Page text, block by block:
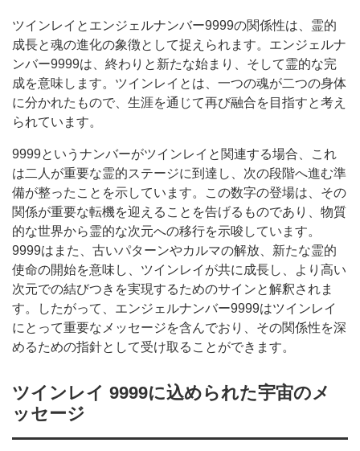
ツインレイとエンジェルナンバー9999の関係性は、霊的
成長と魂の進化の象徴として捉えられます。エンジェルナ
ンバー9999は、終わりと新たな始まり、そして霊的な完
成を意味します。ツインレイとは、一つの魂が二つの身体
に分かれたもので、生涯を通じて再び融合を目指すと考え
られています。
9999というナンバーがツインレイと関連する場合、これ
は二人が重要な霊的ステージに到達し、次の段階へ進む準
備が整ったことを示しています。この数字の登場は、その
関係が重要な転機を迎えることを告げるものであり、物質
的な世界から霊的な次元への移行を示唆しています。
9999はまた、古いパターンやカルマの解放、新たな霊的
使命の開始を意味し、ツインレイが共に成長し、より高い
次元での結びつきを実現するためのサインと解釈されま
す。したがって、エンジェルナンバー9999はツインレイ
にとって重要なメッセージを含んでおり、その関係性を深
めるための指針として受け取ることができます。
ツインレイ 9999に込められた宇宙のメ
ッセージ